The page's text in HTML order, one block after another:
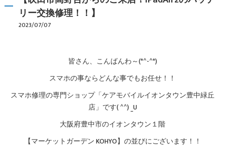
リー交換修理！！】
2023/07/07
皆さん、こんばんわ～(*^-^*)
スマホの事ならどんな事でもお任せ！！
スマホ修理の専門ショップ「ケアモバイルイオンタウン豊中緑丘
店」です( ^^) _U
大阪府豊中市のイオンタウン１階
【マーケットガーデン KOHYO】の並びにございます！！